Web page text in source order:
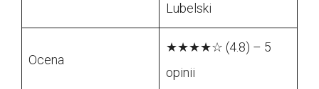
Lubelski
Ocena
★★★★☆ (4.8) – 5
opinii